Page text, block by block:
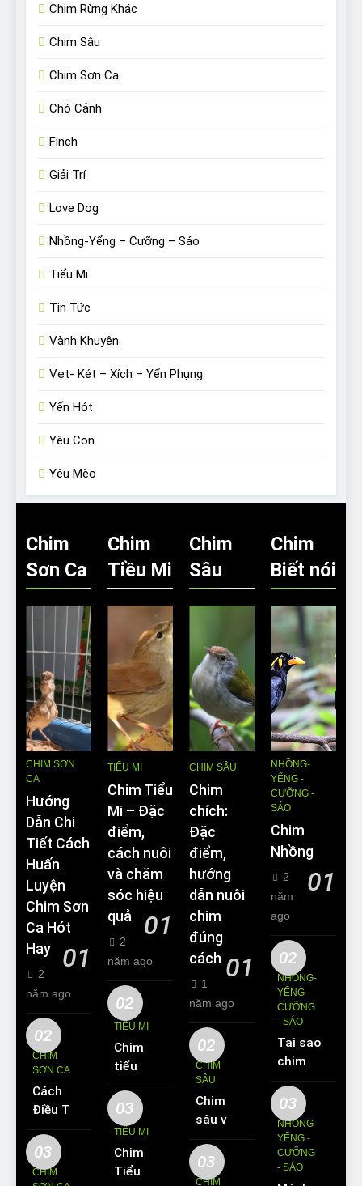
Chim Rừng Khác
Chim Sâu
Chim Sơn Ca
Chó Cảnh
Finch
Giải Trí
Love Dog
Nhồng-Yểng – Cưỡng – Sáo
Tiểu Mi
Tin Tức
Vành Khuyên
Vẹt- Két – Xích – Yến Phụng
Yến Hót
Yêu Con
Yêu Mèo
Chim
Sơn Ca
CHIM SƠN
CA
Hướng
Dẫn Chi
Tiết Cách
Huấn
Luyện
Chim Sơn
Ca Hót
Hay
01
2
năm ago
02
CHIM
SƠN CA
Cách
Điều Trị
Hiệu
Quả
Các
03
CHIM
Chim
Tiều Mi
TIỂU MI
Chim Tiểu
Mi – Đặc
điểm,
cách nuôi
và chăm
sóc hiệu
quả
01
2
năm ago
02
TIỂU MI
Chim
tiểu mi
ăn gì?
Kinh
nghiệm
chim
tiểu mi
03
TIỂU MI
Chim
Tiểu Mi
Chim
Sâu
CHIM SÂU
Chim
chích:
Đặc
điểm,
hướng
dẫn nuôi
chim
đúng
cách 01
1
năm ago
02
CHIM
SÂU
Chim
sâu và
những
thông
tin cơ
03
CHIM
Chim
Biết nói
NHỒNG-
YỂNG -
CƯỠNG -
SÁO
Chim
Nhồng
01
2
năm
ago
02
NHỒNG-
YỂNG -
CƯỠNG
- SÁO
Tại sao
chim
Sáo lại
được
yêu
thích
nuôi
làm thú
03
NHỒNG-
YỂNG -
CƯỠNG
- SÁO